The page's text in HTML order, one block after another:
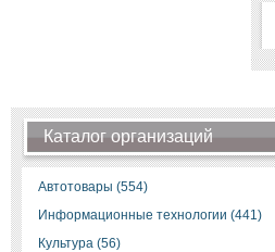
Каталог организаций
Автотовары (554)
Информационные технологии (441)
Культура (56)